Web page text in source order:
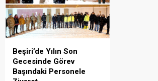
Beşiri’de Yılın Son
Gecesinde Görev
Başındaki Personele